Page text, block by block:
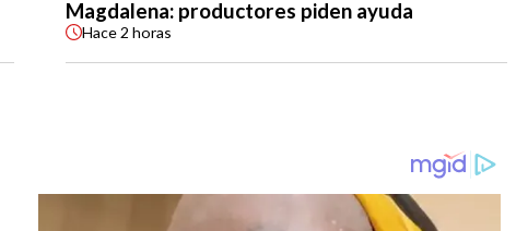
Magdalena: productores piden ayuda
Hace2 horas